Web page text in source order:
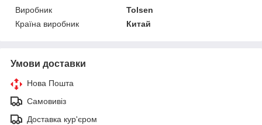
Виробник
Tolsen
Країна виробник
Китай
Умови доставки
Нова Пошта
Самовивіз
Доставка кур'єром